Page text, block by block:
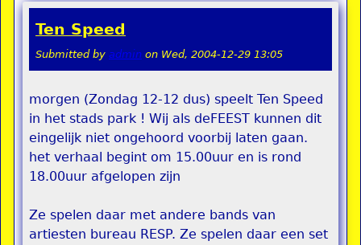
Ten Speed
Submitted by admin on Wed, 2004-12-29 13:05
morgen (Zondag 12-12 dus) speelt Ten Speed
in het stads park ! Wij als deFEEST kunnen dit
eingelijk niet ongehoord voorbij laten gaan.
het verhaal begint om 15.00uur en is rond
18.00uur afgelopen zijn
Ze spelen daar met andere bands van
artiesten bureau RESP. Ze spelen daar een set